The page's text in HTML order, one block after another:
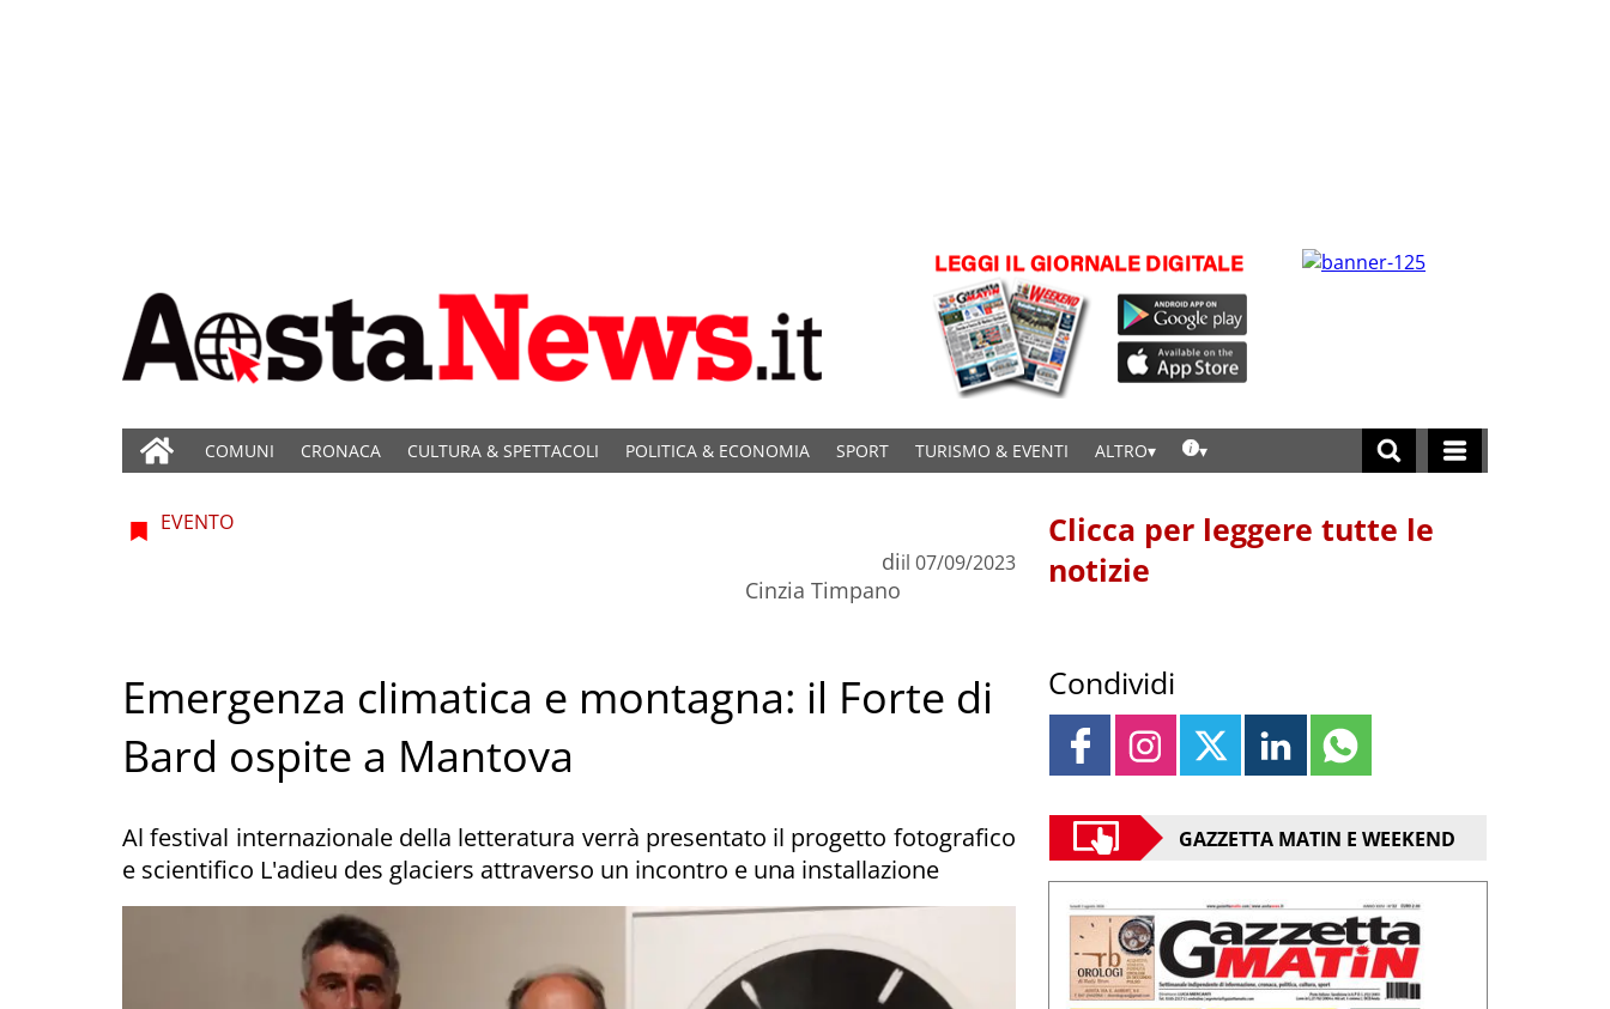
COMUNI CRONACA CULTURA & SPETTACOLI POLITICA & ECONOMIA SPORT TURISMO & EVENTI ALTRO
EVENTO
di
Cinzia Timpano
il 07/09/2023
Emergenza climatica e montagna: il Forte di
Bard ospite a Mantova
Al festival internazionale della letteratura verrà presentato il progetto fotografico
e scientifico L'adieu des glaciers attraverso un incontro e una installazione
Clicca per leggere tutte le
notizie
Condividi
GAZZETTA MATIN E WEEKEND